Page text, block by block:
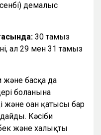
демалыс
30 тамыз
ал 29 мен 31 тамыз
және басқа да
болғанына
және оған қатысы бар
Кәсіби
және халықты